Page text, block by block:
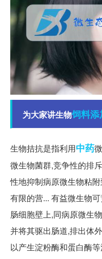
为大家讲生物饲料
生物拮抗是指利用中药
微生物菌群,竞争性的排
性地抑制病原微生物粘
有限的营... 有益微生物
肠细胞壁上,同病原微生
并将其驱出肠道,排出体
以产生淀粉酶和蛋白酶